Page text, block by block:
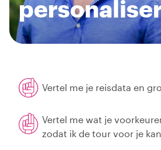
Vertel me je reisdata en
Vertel me wat je
zodat ik de tour voor je